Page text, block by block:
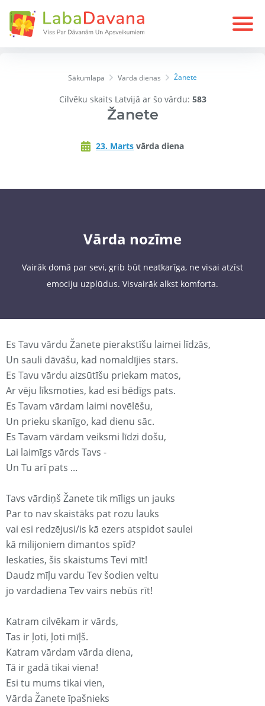
Sākumlapa Varda dienas Žanete
Cilvēku skaits Latvijā ar šo vārdu: 583
Žanete
23. Marts vārda diena
Vārda nozīme
Vairāk domā par sevi, grib būt neatkarīga, ne visai atzīst
emociju uzplūdus. Visvairāk alkst komforta.
Es Tavu vārdu Žanete pierakstīšu laimei līdzās,
Un sauli dāvāšu, kad nomaldījies stars.
Es Tavu vārdu aizsūtīšu priekam matos,
Ar vēju līksmoties, kad esi bēdīgs pats.
Es Tavam vārdam laimi novēlēšu,
Un prieku skanīgo, kad dienu sāc.
Es Tavam vārdam veiksmi līdzi došu,
Lai laimīgs vārds Tavs -
Un Tu arī pats ...
Tavs vārdiņš Žanete tik mīligs un jauks
Par to nav skaistāks pat rozu lauks
vai esi redzējusi/is kā ezers atspidot saulei
kā milijoniem dimantos spīd?
Ieskaties, šis skaistums Tevi mīt!
Daudz mīļu vardu Tev šodien veltu
jo vardadiena Tev vairs nebūs rīt!
Katram cilvēkam ir vārds,
Tas ir ļoti, ļoti mīļš.
Katram vārdam vārda diena,
Tā ir gadā tikai viena!
Esi tu mums tikai vien,
Vārda Žanete īpašnieks